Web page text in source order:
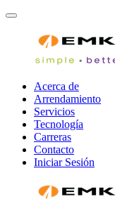
Acerca de
Arrendamiento
Servicios
Tecnología
Carreras
Contacto
Iniciar Sesión